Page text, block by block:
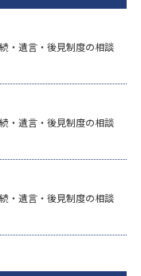
・遺言・後見制度の相談
・遺言・後見制度の相談
・遺言・後見制度の相談